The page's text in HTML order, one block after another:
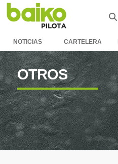
NOTICIAS CARTELERA
OTROS